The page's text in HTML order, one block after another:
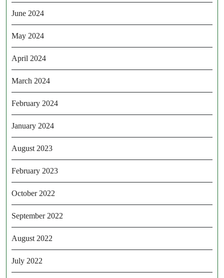
June 2024
May 2024
April 2024
March 2024
February 2024
January 2024
August 2023
February 2023
October 2022
September 2022
August 2022
July 2022